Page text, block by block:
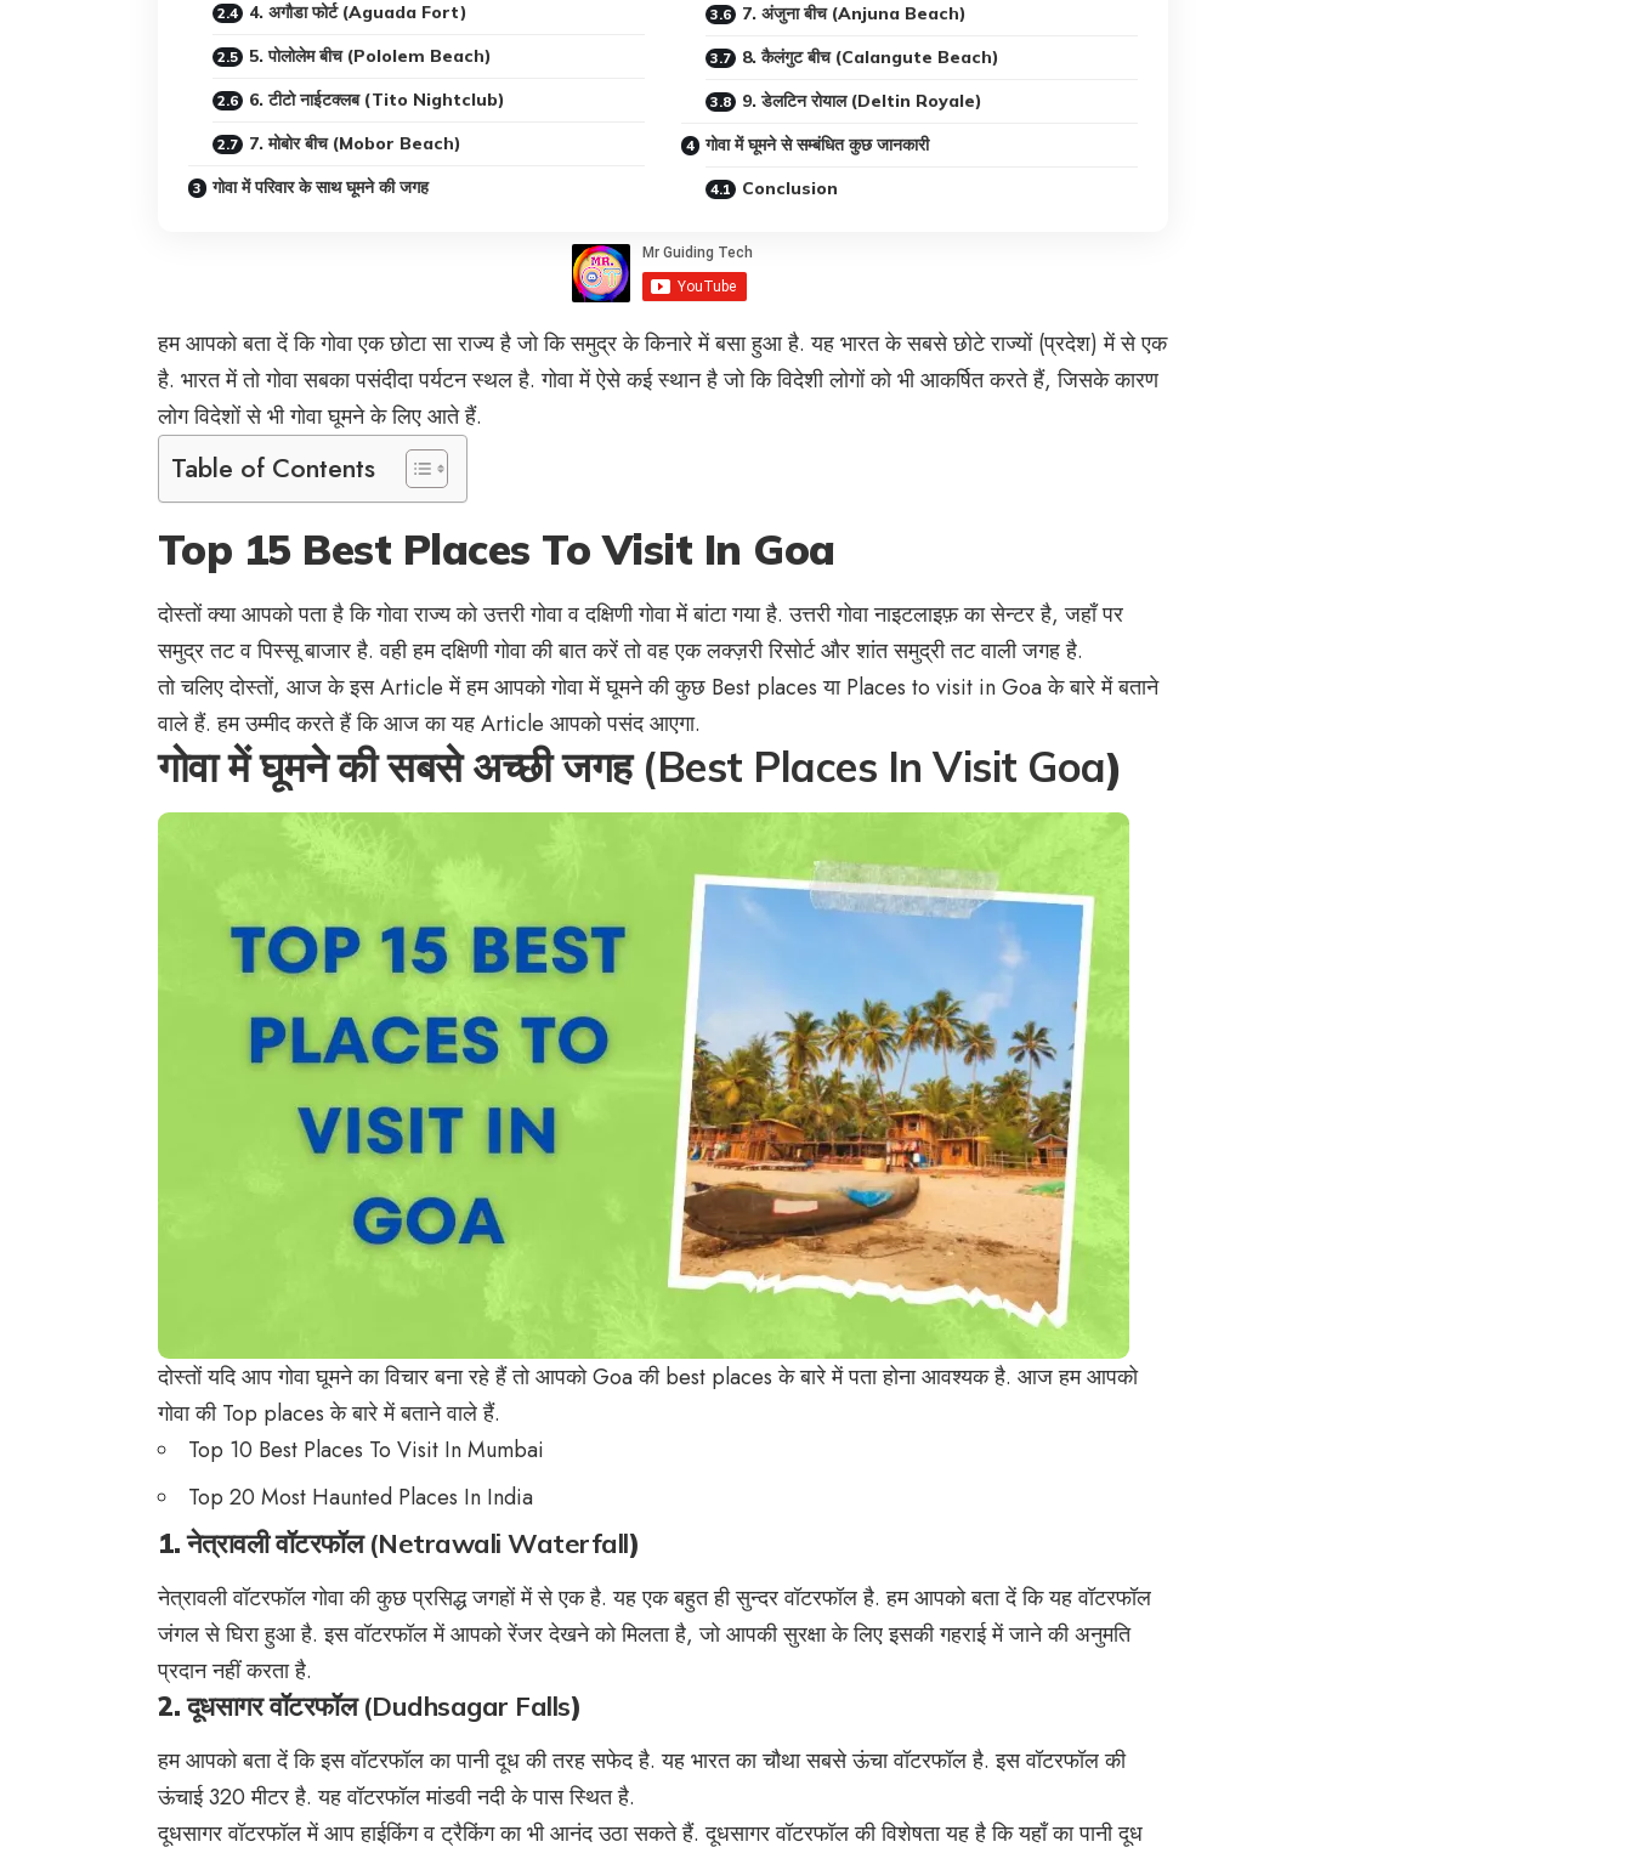
4. अगौडा फोर्ट (Aguada Fort)
5. पोलोलेम बीच (Pololem Beach)
6. टीटो नाईटक्लब (Tito Nightclub)
7. मोबोर बीच (Mobor Beach)
गोवा में परिवार के साथ घूमने की जगह
7. अंजुना बीच (Anjuna Beach)
8. कैलंगुट बीच (Calangute Beach)
9. डेलटिन रोयाल (Deltin Royale)
गोवा में घूमने से सम्बंधित कुछ जानकारी
Conclusion
हम आपको बता दें कि गोवा एक छोटा सा राज्य है जो कि समुद्र के किनारे में बसा हुआ है. यह भारत के सबसे छोटे राज्यों (प्रदेश) में से एक
है. भारत में तो गोवा सबका पसंदीदा पर्यटन स्थल है. गोवा में ऐसे कई स्थान है जो कि विदेशी लोगों को भी आकर्षित करते हैं, जिसके कारण
लोग विदेशों से भी गोवा घूमने के लिए आते हैं.
Table of Contents
Top 15 Best Places To Visit In Goa
दोस्तों क्या आपको पता है कि गोवा राज्य को उत्तरी गोवा व दक्षिणी गोवा में बांटा गया है. उत्तरी गोवा नाइटलाइफ़ का सेन्टर है, जहाँ पर
समुद्र तट व पिस्सू बाजार है. वही हम दक्षिणी गोवा की बात करें तो वह एक लक्ज़री रिसोर्ट और शांत समुद्री तट वाली जगह है.
तो चलिए दोस्तों, आज के इस Article में हम आपको गोवा में घूमने की कुछ Best places या Places to visit in Goa के बारे में बताने
वाले हैं. हम उम्मीद करते हैं कि आज का यह Article आपको पसंद आएगा.
गोवा में घूमने की सबसे अच्छी जगह (Best Places In Visit Goa)
दोस्तों यदि आप गोवा घूमने का विचार बना रहे हैं तो आपको Goa की best places के बारे में पता होना आवश्यक है. आज हम आपको
गोवा की Top places के बारे में बताने वाले हैं.
Top 10 Best Places To Visit In Mumbai
Top 20 Most Haunted Places In India
1.नेत्रावली वॉटरफॉल (Netrawali Waterfall)
नेत्रावली वॉटरफॉल गोवा की कुछ प्रसिद्ध जगहों में से एक है. यह एक बहुत ही सुन्दर वॉटरफॉल है. हम आपको बता दें कि यह वॉटरफॉल
जंगल से घिरा हुआ है. इस वॉटरफॉल में आपको रेंजर देखने को मिलता है, जो आपकी सुरक्षा के लिए इसकी गहराई में जाने की अनुमति
प्रदान नहीं करता है.
2.दूधसागर वॉटरफॉल (Dudhsagar Falls)
हम आपको बता दें कि इस वॉटरफॉल का पानी दूध की तरह सफेद है. यह भारत का चौथा सबसे ऊंचा वॉटरफॉल है. इस वॉटरफॉल की
ऊंचाई 320 मीटर है. यह वॉटरफॉल मांडवी नदी के पास स्थित है.
दूधसागर वॉटरफॉल में आप हाईकिंग व ट्रैकिंग का भी आनंद उठा सकते हैं. दूधसागर वॉटरफॉल की विशेषता यह है कि यहाँ का पानी दूध